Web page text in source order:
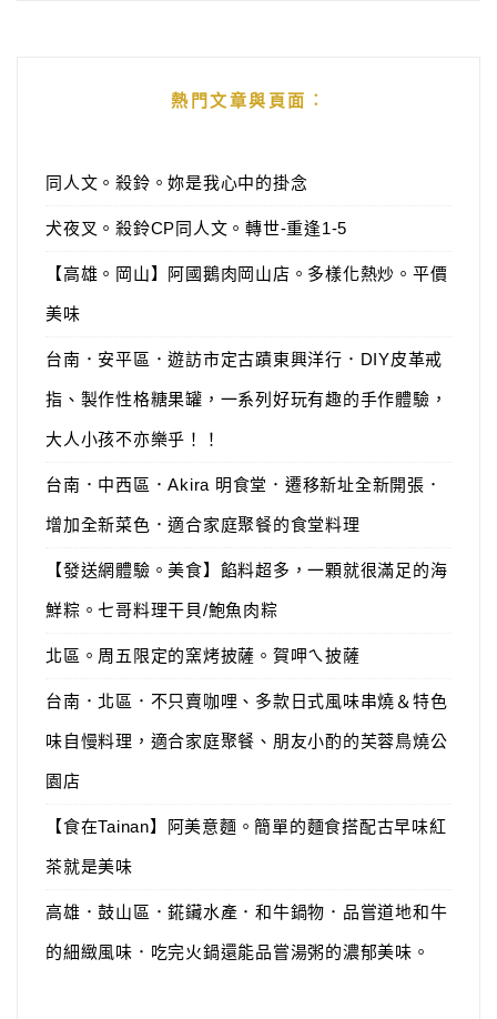
熱門文章與頁面︰
同人文。殺鈴。妳是我心中的掛念
犬夜叉。殺鈴CP同人文。轉世-重逢1-5
【高雄。岡山】阿國鵝肉岡山店。多樣化熱炒。平價
美味
台南．安平區．遊訪市定古蹟東興洋行．DIY皮革戒
指、製作性格糖果罐，一系列好玩有趣的手作體驗，
大人小孩不亦樂乎！！
台南．中西區．Akira 明食堂．遷移新址全新開張．
增加全新菜色．適合家庭聚餐的食堂料理
【發送網體驗。美食】餡料超多，一顆就很滿足的海
鮮粽。七哥料理干貝/鮑魚肉粽
北區。周五限定的窯烤披薩。賀呷ㄟ披薩
台南．北區．不只賣咖哩、多款日式風味串燒＆特色
味自慢料理，適合家庭聚餐、朋友小酌的芙蓉鳥燒公
園店
【食在Tainan】阿美意麵。簡單的麵食搭配古早味紅
茶就是美味
高雄．鼓山區．錵鑶水產．和牛鍋物．品嘗道地和牛
的細緻風味．吃完火鍋還能品嘗湯粥的濃郁美味。